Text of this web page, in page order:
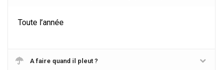
Toute l’année
A faire quand il pleut ?